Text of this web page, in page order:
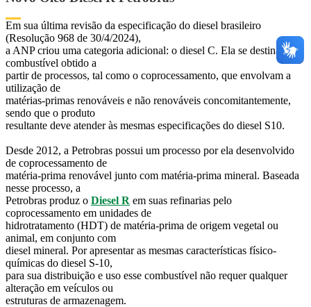
Em sua última revisão da especificação do diesel brasileiro
(Resolução 968 de 30/4/2024),
a ANP criou uma categoria adicional: o diesel C. Ela se destina a
combustível obtido a
partir de processos, tal como o coprocessamento, que envolvam a
utilização de
matérias-primas renováveis e não renováveis concomitantemente,
sendo que o produto
resultante deve atender às mesmas especificações do diesel S10.
Desde 2012, a Petrobras possui um processo por ela desenvolvido
de coprocessamento de
matéria-prima renovável junto com matéria-prima mineral. Baseada
nesse processo, a
Petrobras produz o Diesel R em suas refinarias pelo
coprocessamento em unidades de
hidrotratamento (HDT) de matéria-prima de origem vegetal ou
animal, em conjunto com
diesel mineral. Por apresentar as mesmas características físico-
químicas do diesel S-10,
para sua distribuição e uso esse combustível não requer qualquer
alteração em veículos ou
estruturas de armazenagem.